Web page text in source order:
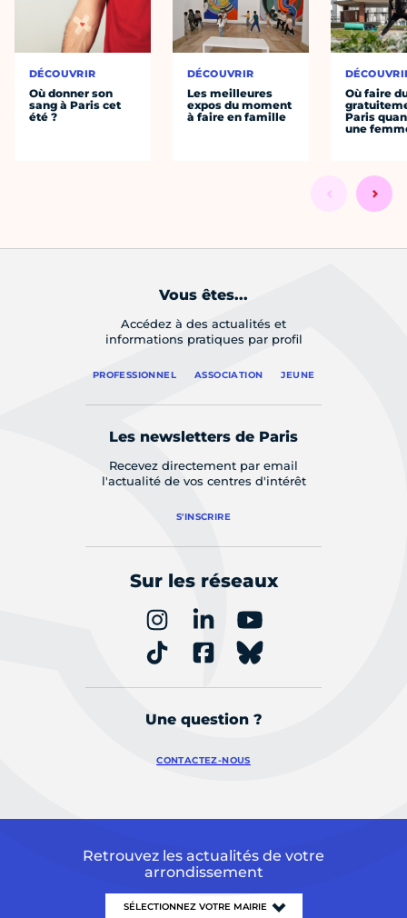
DÉCOUVRIR
Où donner son
sang à Paris cet
été ?
DÉCOUVRIR
Les meilleures
expos du moment
à faire en famille
Où faire
Paris
une
Vous êtes...
Accédez à des actualités et
informations pratiques par profil
PROFESSIONNEL ASSOCIATION JEUNE
Les newsletters de Paris
Recevez directement par email
l'actualité de vos centres d'intérêt
S'INSCRIRE
Sur les réseaux
Une question ?
CONTACTEZ-NOUS
Retrouvez les actualités de votre
arrondissement